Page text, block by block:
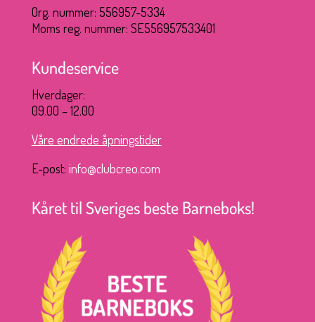
Org. nummer: 556957-5334
Moms reg. nummer: SE556957533401
Kundeservice
Hverdager:
09.00 – 12.00
Våre endrede åpningstider
E-post: info@clubcreo.com
Kåret til Sveriges beste Barneboks!